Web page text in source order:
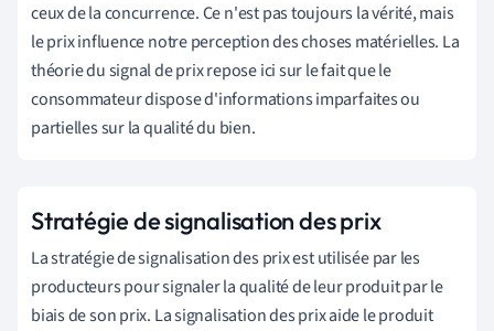
ceux de la concurrence. Ce n'est pas toujours la vérité, mais
le prix influence notre perception des choses matérielles. La
théorie du signal de prix repose ici sur le fait que le
consommateur dispose d'informations imparfaites ou
partielles sur la qualité du bien.
Stratégie de signalisation des prix
La stratégie de signalisation des prix est utilisée par les
producteurs pour signaler la qualité de leur produit par le
biais de son prix. La signalisation des prix aide le produit